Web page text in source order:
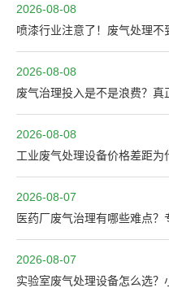
2026-08-08
喷漆行业注意了！废气处理
2026-08-08
废气治理投入是不是浪费？
2026-08-08
工业废气处理设备价格差距
2026-08-07
医药厂废气治理有哪些难点
2026-08-07
实验室废气处理设备怎么选